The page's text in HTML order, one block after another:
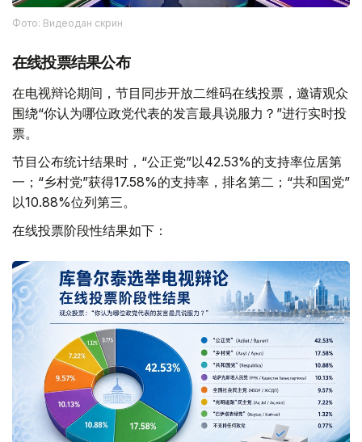
Фото: Видеодан скрин
在线投票结果公布
在电视辩论期间，节目同步开放二维码在线投票，邀请观众
围绕“你认为哪位政党代表的发言最具说服力？”进行实时投
票。
节目公布统计结果时，“公正党”以42.53%的支持率位居第
一；“乡村党”获得17.58%的支持率，排名第二；“共和国党”
以10.88%位列第三。
在线投票阶段性结果如下：